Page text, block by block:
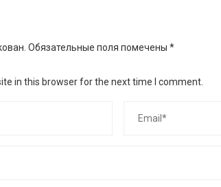
Обязательные поля помечены *
in this browser for the next time I comment.